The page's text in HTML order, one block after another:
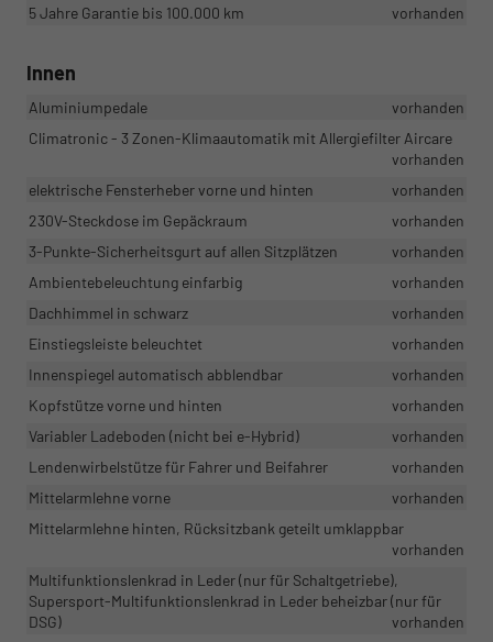
5 Jahre Garantie bis 100.000 km vorhanden
Innen
Aluminiumpedale
vorhanden
Climatronic - 3 Zonen-Klimaautomatik mit Allergiefilter Aircare
vorhanden
elektrische Fensterheber vorne und hinten
vorhanden
230V-Steckdose im Gepäckraum
vorhanden
3-Punkte-Sicherheitsgurt auf allen Sitzplätzen
vorhanden
Ambientebeleuchtung einfarbig
vorhanden
Dachhimmel in schwarz
vorhanden
Einstiegsleiste beleuchtet
vorhanden
Innenspiegel automatisch abblendbar
vorhanden
Kopfstütze vorne und hinten
vorhanden
Variabler Ladeboden (nicht bei e-Hybrid)
vorhanden
Lendenwirbelstütze für Fahrer und Beifahrer
vorhanden
Mittelarmlehne vorne
vorhanden
Mittelarmlehne hinten, Rücksitzbank geteilt umklappbar
vorhanden
Multifunktionslenkrad in Leder (nur für Schaltgetriebe),
Supersport-Multifunktionslenkrad in Leder beheizbar (nur für
DSG)
vorhanden